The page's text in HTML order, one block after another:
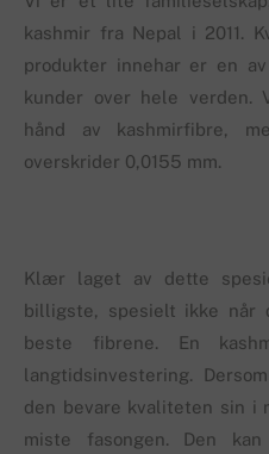
kashmir fra Nepal i 2011.
produkter innehar er en
kunder over hele verden.
hånd av kashmirfibre,
overskrider 0,0155 mm.
Klær laget av dette
billigste, spesielt ikke når
beste fibrene. En
langtidsinvestering.
den bevare kvaliteten sin i
miste fasongen. Den